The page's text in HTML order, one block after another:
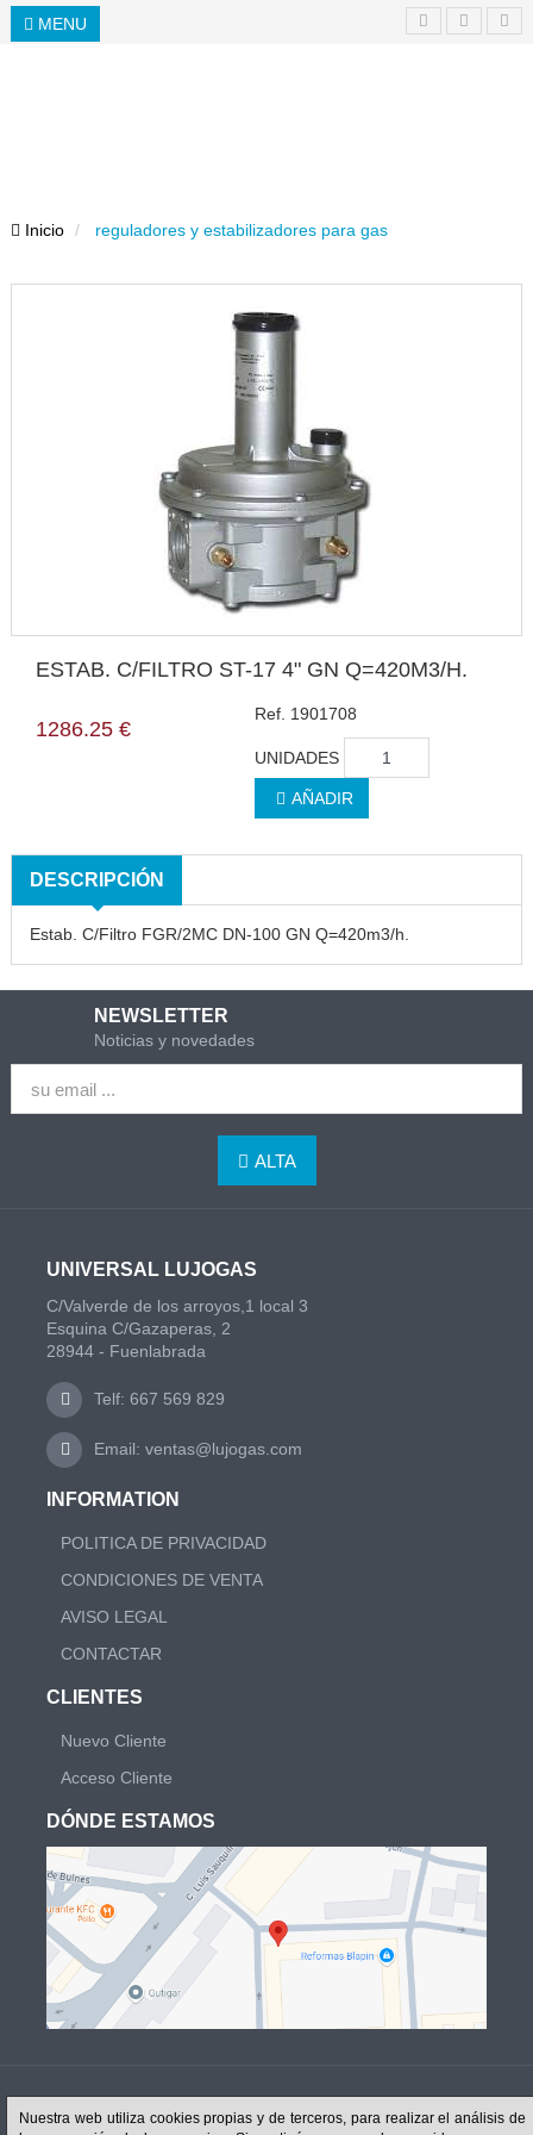
MENU
Inicio reguladores y estabilizadores para gas
ESTAB. C/FILTRO ST-17 4" GN Q=420M3/H.
Ref. 1901708
1286.25 €
UNIDADES
AÑADIR
DESCRIPCIÓN
Estab. C/Filtro FGR/2MC DN-100 GN Q=420m3/h.
NEWSLETTER
Noticias y novedades
ALTA
UNIVERSAL LUJOGAS
C/Valverde de los arroyos,1 local 3
Esquina C/Gazaperas, 2
28944 - Fuenlabrada
Telf: 667 569 829
Email: ventas@lujogas.com
INFORMATION
POLITICA DE PRIVACIDAD
CONDICIONES DE VENTA
AVISO LEGAL
CONTACTAR
CLIENTES
Nuevo Cliente
Acceso Cliente
DÓNDE ESTAMOS
Copyright @2024 Universal LujoGas - IVA no incluido.
Nuestra web utiliza cookies propias y de terceros, para realizar el análisis de